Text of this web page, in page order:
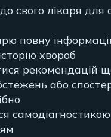
свого лікаря для
повну
хвороб
рекомендацій
або